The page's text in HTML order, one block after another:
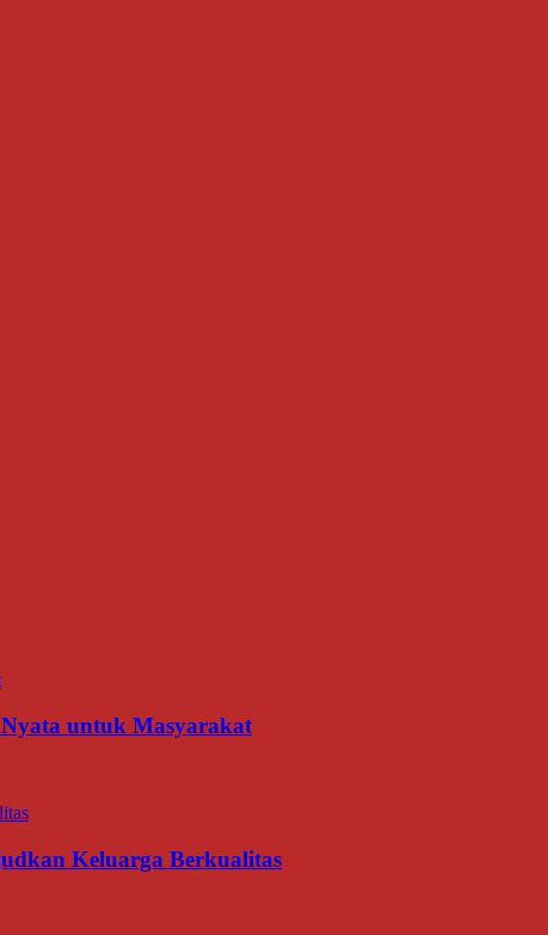
untuk Masyarakat
Keluarga Berkualitas